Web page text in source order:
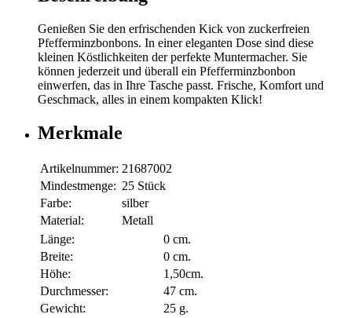
Genießen Sie den erfrischenden Kick von zuckerfreien
Pfefferminzbonbons. In einer eleganten Dose sind diese
kleinen Köstlichkeiten der perfekte Muntermacher. Sie
können jederzeit und überall ein Pfefferminzbonbon
einwerfen, das in Ihre Tasche passt. Frische, Komfort und
Geschmack, alles in einem kompakten Klick!
Merkmale
Artikelnummer: 21687002
Mindestmenge: 25 Stück
Farbe:
silber
Material:
Metall
Länge:
0 cm.
Breite:
0 cm.
Höhe:
1,50cm.
Durchmesser:
47 cm.
Gewicht:
25 g.